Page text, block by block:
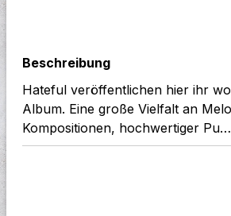
Beschreibung
Hateful veröffentlichen hier ihr
Album. Eine große Vielfalt an
Kompositionen, hochwertiger Pu…